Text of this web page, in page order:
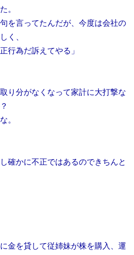
。
を言ってたんだが、今度は会社の
く、
行為だ訴えてやる」
り分がなくなって家計に大打撃な
。
確かに不正ではあるのできちんと
金を貸して従姉妹が株を購入、運